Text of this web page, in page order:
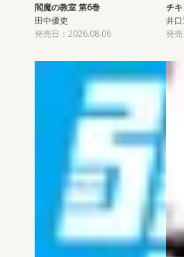
閻魔の教室 第6巻
田中優吏
発売日：2026.08.06
チ
井
発